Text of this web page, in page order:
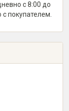
с 8:00 до
покупателем.